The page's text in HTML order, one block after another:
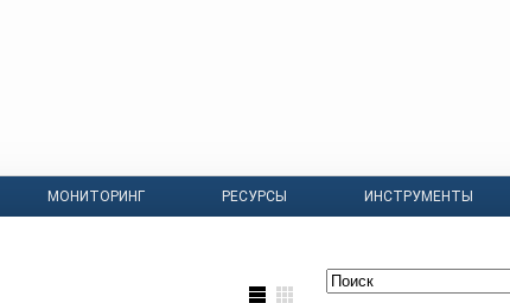
МОНИТОРИНГ РЕСУРСЫ ИНСТРУМЕНТЫ